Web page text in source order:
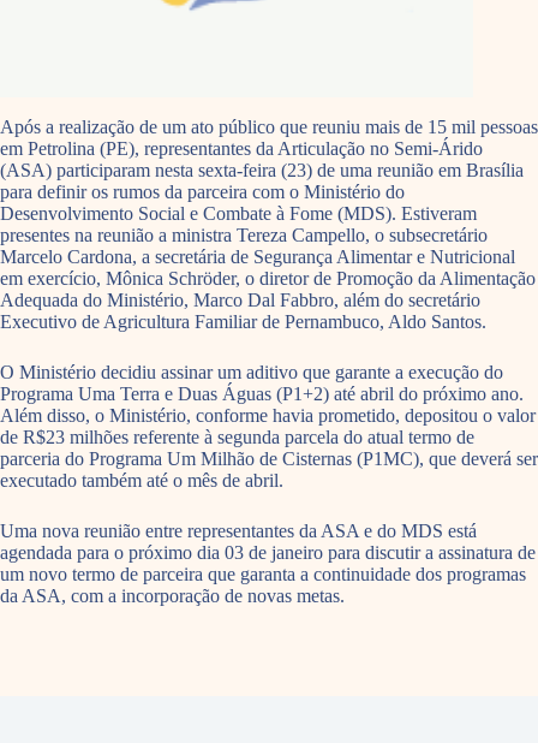
Após a realização de um ato público que reuniu mais de 15 mil pessoas
em Petrolina (PE), representantes da Articulação no Semi-Árido
(ASA) participaram nesta sexta-feira (23) de uma reunião em Brasília
para definir os rumos da parceira com o Ministério do
Desenvolvimento Social e Combate à Fome (MDS). Estiveram
presentes na reunião a ministra Tereza Campello, o subsecretário
Marcelo Cardona, a secretária de Segurança Alimentar e Nutricional
em exercício, Mônica Schröder, o diretor de Promoção da Alimentação
Adequada do Ministério, Marco Dal Fabbro, além do secretário
Executivo de Agricultura Familiar de Pernambuco, Aldo Santos.
O Ministério decidiu assinar um aditivo que garante a execução do
Programa Uma Terra e Duas Águas (P1+2) até abril do próximo ano.
Além disso, o Ministério, conforme havia prometido, depositou o valor
de R$23 milhões referente à segunda parcela do atual termo de
parceria do Programa Um Milhão de Cisternas (P1MC), que deverá ser
executado também até o mês de abril.
Uma nova reunião entre representantes da ASA e do MDS está
agendada para o próximo dia 03 de janeiro para discutir a assinatura de
um novo termo de parceira que garanta a continuidade dos programas
da ASA, com a incorporação de novas metas.